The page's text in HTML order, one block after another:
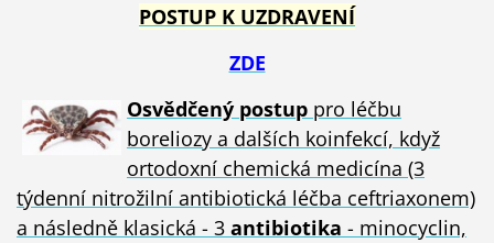
POSTUP K UZDRAVENÍ
ZDE
Osvědčený postuppro léčbu
boreliozy a dalších koinfekcí, když
ortodoxní chemická medicína (3
týdenní nitrožilní antibiotická léčba ceftriaxonem)
a následně klasická - 3 antibiotika - minocyclin,